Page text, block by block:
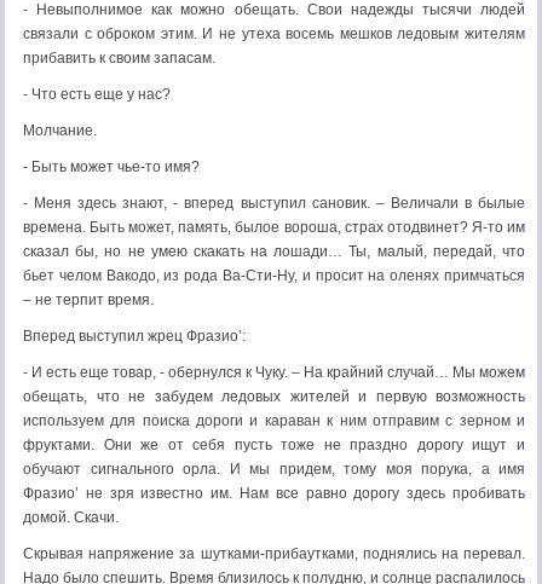
- Невыполнимое как можно обещать. Свои надежды тысячи людей
связали с оброком этим. И не утеха восемь мешков ледовым жителям
прибавить к своим запасам.
- Что есть еще у нас?
Молчание.
- Быть может чье-то имя?
- Меня здесь знают, - вперед выступил сановик. – Величали в былые
времена. Быть может, память, былое вороша, страх отодвинет? Я-то им
сказал бы, но не умею скакать на лошади… Ты, малый, передай, что
бьет челом Вакодо, из рода Ва-Сти-Ну, и просит на оленях примчаться
– не терпит время.
Вперед выступил жрец Фразио’:
- И есть еще товар, - обернулся к Чуку. – На крайний случай… Мы можем
обещать, что не забудем ледовых жителей и первую возможность
используем для поиска дороги и караван к ним отправим с зерном и
фруктами. Они же от себя пусть тоже не праздно дорогу ищут и
обучают сигнального орла. И мы придем, тому моя порука, а имя
Фразио’ не зря известно им. Нам все равно дорогу здесь пробивать
домой. Скачи.
Скрывая напряжение за шутками-прибаутками, поднялись на перевал.
Надо было спешить. Время близилось к полудню, и солнце распалилось